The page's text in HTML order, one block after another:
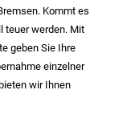
Kommt es
teuer werden. Mit
geben Sie Ihre
einzelner
wir Ihnen